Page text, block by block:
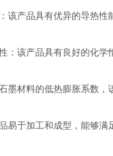
产品具有优异的导热性
该产品具有良好的化学
材料的低热膨胀系数，
于加工和成型，能够满